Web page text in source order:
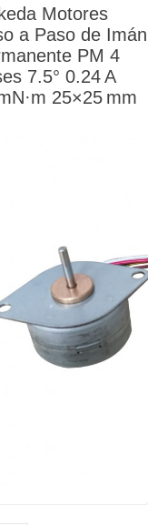
Motores
a Paso de Imán
PM 4
7.5° 0.24 A
25×25 mm